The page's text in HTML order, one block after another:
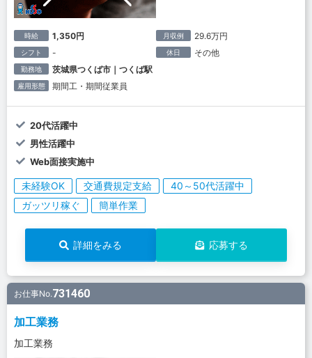
時給 1,350円 月収例 29.6万円
シフト - 休日 その他
勤務地 茨城県つくば市｜つくば駅
雇用形態 期間工・期間従業員
20代活躍中
男性活躍中
Web面接実施中
未経験OK 交通費規定支給
40～50代活躍中
ガッツリ稼ぐ
簡単作業
詳細をみる 応募する
お仕事No.731460
加工業務
加工業務